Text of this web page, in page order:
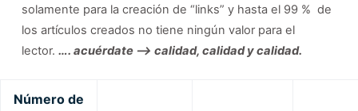
solamente para la creación de “links” y hasta el 99 % de
los artículos creados no tiene ningún valor para el
lector. …. acuérdate –> calidad, calidad y calidad.
Número de